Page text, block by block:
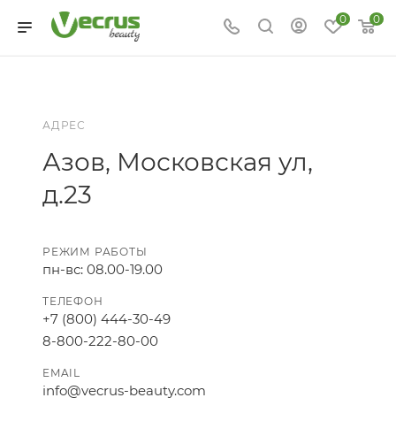
0 0
АДРЕС
Азов, Московская ул,
д.23
РЕЖИМ РАБОТЫ
пн-вс: 08.00-19.00
ТЕЛЕФОН
+7 (800) 444-30-49
8-800-222-80-00
EMAIL
info@vecrus-beauty.com